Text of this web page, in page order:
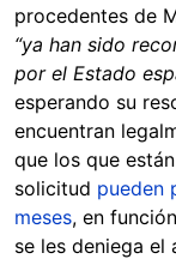
procedentes de
“ya han sido
por el Estado
esperando su
encuentran
que los que
solicitud pueden
meses, en
se les deniega el